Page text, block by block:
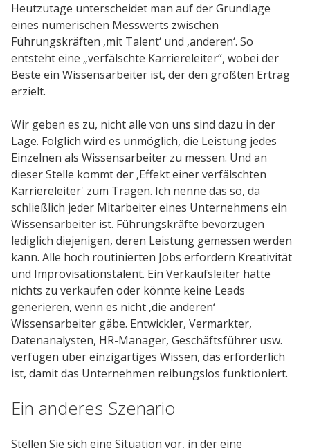
Heutzutage unterscheidet man auf der Grundlage
eines numerischen Messwerts zwischen
Führungskräften ‚mit Talent‘ und ‚anderen‘. So
entsteht eine „verfälschte Karriereleiter“, wobei der
Beste ein Wissensarbeiter ist, der den größten Ertrag
erzielt.
Wir geben es zu, nicht alle von uns sind dazu in der
Lage. Folglich wird es unmöglich, die Leistung jedes
Einzelnen als Wissensarbeiter zu messen. Und an
dieser Stelle kommt der ‚Effekt einer verfälschten
Karriereleiter' zum Tragen. Ich nenne das so, da
schließlich jeder Mitarbeiter eines Unternehmens ein
Wissensarbeiter ist. Führungskräfte bevorzugen
lediglich diejenigen, deren Leistung gemessen werden
kann. Alle hoch routinierten Jobs erfordern Kreativität
und Improvisationstalent. Ein Verkaufsleiter hätte
nichts zu verkaufen oder könnte keine Leads
generieren, wenn es nicht ‚die anderen‘
Wissensarbeiter gäbe. Entwickler, Vermarkter,
Datenanalysten, HR-Manager, Geschäftsführer usw.
verfügen über einzigartiges Wissen, das erforderlich
ist, damit das Unternehmen reibungslos funktioniert.
Ein anderes Szenario
Stellen Sie sich eine Situation vor, in der eine